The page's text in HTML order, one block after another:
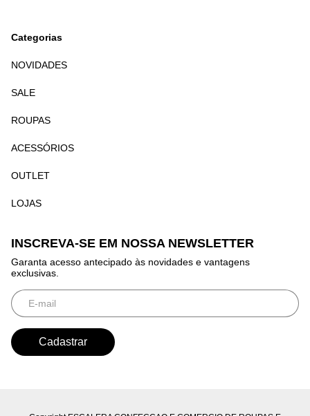
Categorias
NOVIDADES
SALE
ROUPAS
ACESSÓRIOS
OUTLET
LOJAS
INSCREVA-SE EM NOSSA NEWSLETTER
Garanta acesso antecipado às novidades e vantagens
exclusivas.